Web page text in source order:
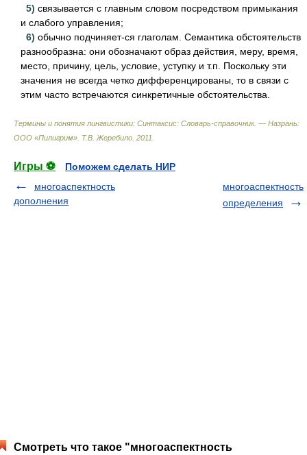
5) связывается с главным словом посредством примыкания
и слабого управления;
6) обычно подчиняет-ся глаголам. Семантика обстоятельств
разнообразна: они обозначают образ действия, меру, время,
место, причину, цель, условие, уступку и т.п. Поскольку эти
значения не всегда четко дифференцированы, то в связи с
этим часто встречаются синкретичные обстоятельства.
Термины и понятия лингвистики: Синтаксис: Словарь-справочник. — Назрань:
ООО «Пилигрим» Т.В. Жеребило 2011
Игры ⚽
Поможем сделать НИР
многоаспектность
дополнения
многоаспектность
определения
Смотреть что такое "многоаспектность